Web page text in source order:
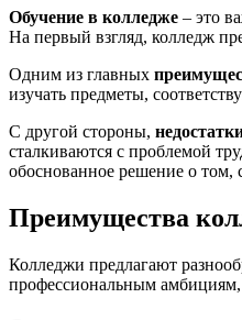
Обучение в колледже – это
На первый взгляд, колледж
Одним из главных
изучать предметы,
С другой стороны,
сталкиваются с проблемой
обоснованное решение о том,
Преимущества
Колледжи предлагают
профессиональным амбициям,